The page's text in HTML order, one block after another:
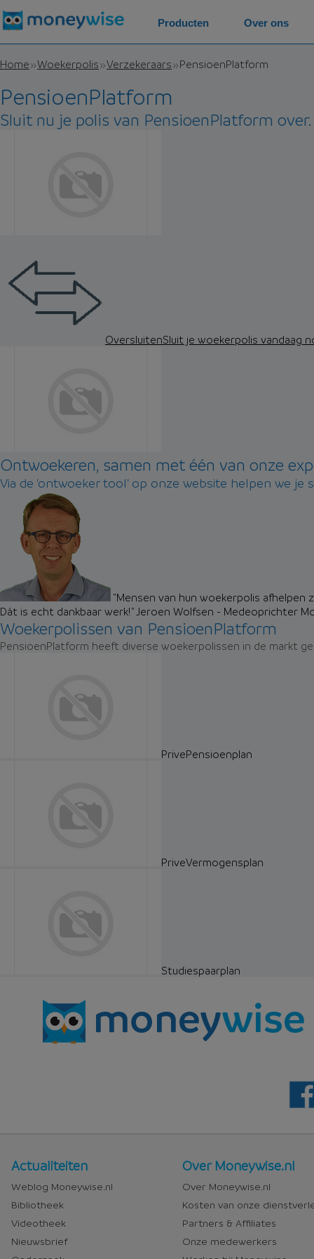
Home Woekerpolis Verzekeraars PensioenPlatform
PensioenPlatform
Sluit nu je polis van PensioenPlatform over.
OversluitenSluit je woekerpolis vandaag
Ontwoekeren, samen met één van onze
Via de 'ontwoeker tool' op onze website helpen we je
"Mensen van hun woekerpolis
Dát is echt dankbaar werk!"Jeroen Wolfsen - Medeoprichter
Woekerpolissen van PensioenPlatform
PensioenPlatform heeft diverse woekerpolissen in de markt
PrivePensioenplan
PriveVermogensplan
Studiespaarplan
Producten Over ons
Nieuws
en
media
Actualiteiten
Weblog Moneywise.nl
Bibliotheek
Videotheek
Nieuwsbrief
Over
Moneywise
Over Moneywise.nl
Over Moneywise.nl
Kosten van onze
Partners & Affiliates
Onze medewerkers